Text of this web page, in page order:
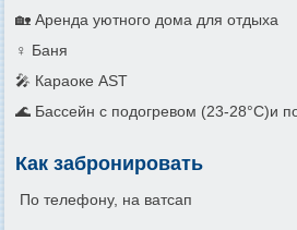
🏡 Аренда уютного дома для отдыха
♀️ Баня
🎤 Караоке АST
🌊 Бассейн с подогревом (23-28°C)и
Как забронировать
По телефону, на ватсап